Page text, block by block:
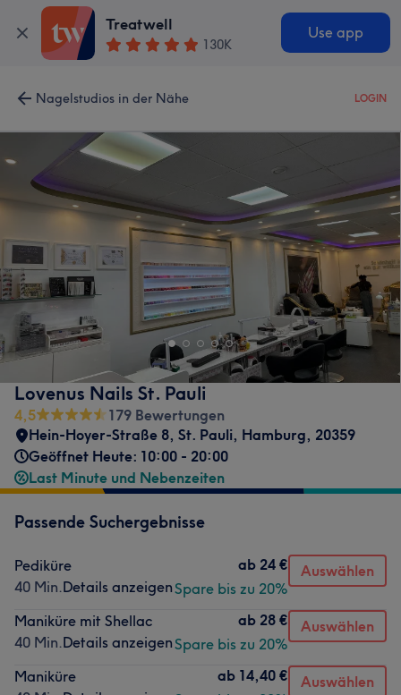
Treatwell
130K
Use app
Nagelstudios in der Nähe LOGIN
Lovenus Nails St. Pauli
4,5
179 Bewertungen
Hein-Hoyer-Straße 8, St. Pauli, Hamburg, 20359
Geöffnet Heute: 10:00 - 20:00
Last Minute und Nebenzeiten
Passende Suchergebnisse
Pediküre
40 Min.Details anzeigen
ab 24 €
Spare bis zu 20%
Auswählen
Maniküre mit Shellac
40 Min.Details anzeigen
ab 28 €
Spare bis zu 20%
Auswählen
Maniküre
ab 14,40 €
Auswählen